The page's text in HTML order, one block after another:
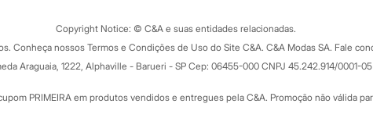
Formas de pagamento
Todas as vantagens
Minha C&A
Cupons de desconto
Copyright Notice: © C&A e suas entidades relacionadas.
Conheça nossos Termos e Condições de Uso do Site C&A. C&A Modas SA. Fale
Araguaia, 1222, Alphaville - Barueri - SP Cep: 06455-000 CNPJ 45.242.914/0001-05
PRIMEIRA em produtos vendidos e entregues pela C&A. Promoção não válida